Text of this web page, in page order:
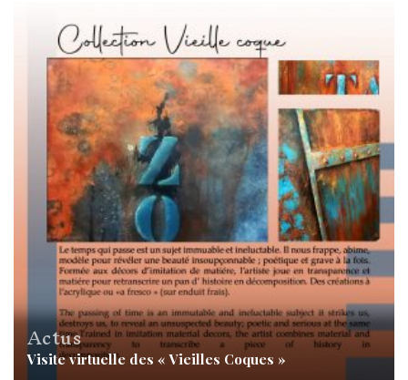
Actus
Visite virtuelle des « Vieilles Coques »